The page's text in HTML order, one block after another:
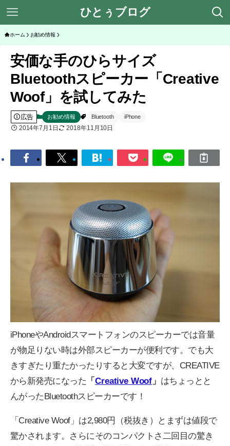
ひとぅブログ
ホーム お勧め情報
安価な手のひらサイズ
Bluetoothスピーカー「Creative
Woof」を試してみた
広告 お勧め情報 Bluetooth iPhone
2014年7月1日 2018年11月10日
iPhoneやAndroidスマートフォンのスピーカーでは音量
が物足りない時は外部スピーカーが便利です。でも大
きすぎたり重たかったりすると大変ですが、CREATIVE
から新発売になった 「Creative Woof 」 はちょっとと
んがったBluetoothスピーカーです！
「Creative Woof」は2,980円（税抜き）とまずは値段で
驚かされます。さらにそのコンパクトさ二回目の驚き